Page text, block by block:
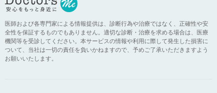
医師および各専門家による情報提供は、診断行為や治療ではなく、正確性や安
全性を保証するものでもありません。適切な診断・治療を求める場合は、医療
機関等を受診してください。本サービスの情報や利用に際して発生した損害に
ついて、当社は一切の責任を負いかねますので、予めご了承いただきますよう
お願いいたします。